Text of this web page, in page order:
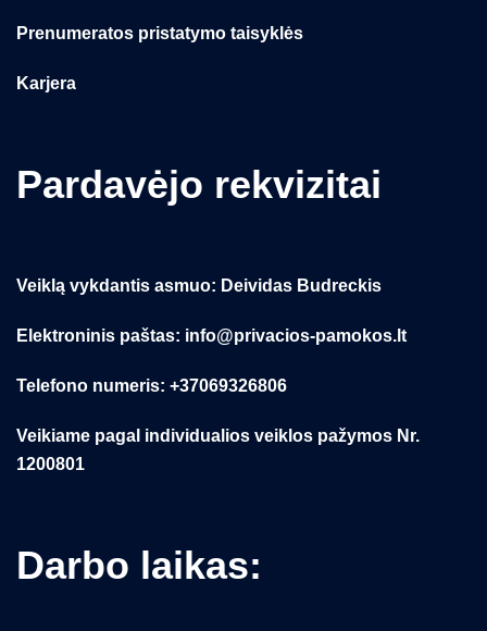
Prenumeratos pristatymo taisyklės
Karjera
Pardavėjo rekvizitai
Veiklą vykdantis asmuo: Deividas Budreckis
Elektroninis paštas: info@privacios-pamokos.lt
Telefono numeris: +37069326806
Veikiame pagal individualios veiklos pažymos Nr.
1200801
Darbo laikas: